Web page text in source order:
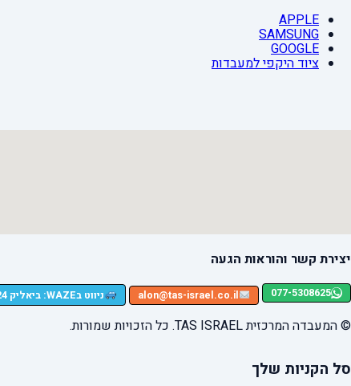
APPLE
SAMSUNG
GOOGLE
ציוד היקפי למעבדות
יצירת קשר והוראות הגעה
077-5308625
alon@tas-israel.co.il ניווט בWAZE: ביאליק 124, רמת גן
© המעבדה המרכזית TAS ISRAEL. כל הזכויות שמורות.
סל הקניות שלך